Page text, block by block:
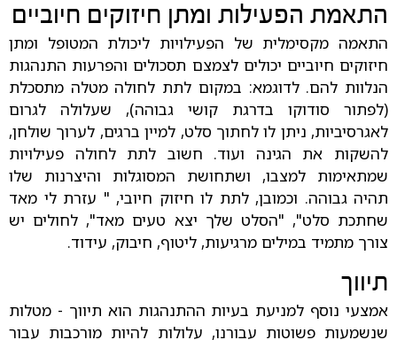
התאמת הפעילות ומתן חיזוקים חיוביים
התאמה מקסימלית של הפעילויות ליכולת המטופל ומתן
חיזוקים חיוביים יכולים לצמצם תסכולים והפרעות התנהגות
הנלוות להם. לדוגמא: במקום לתת לחולה מטלה מתסכלת
(לפתור סודוקו בדרגת קושי גבוהה), שעלולה לגרום
לאגרסיביות, ניתן לו לחתוך סלט, למיין ברגים, לערוך שולחן,
להשקות את הגינה ועוד. חשוב לתת לחולה פעילויות
שמתאימות למצבו, ושתחושת המסוגלות והיצרנות שלו
תהיה גבוהה. וכמובן, לתת לו חיזוק חיובי, " עזרת לי מאד
שחתכת סלט", "הסלט שלך יצא טעים מאד", לחולים יש
צורך מתמיד במילים מרגיעות, ליטוף, חיבוק, עידוד.
תיווך
אמצעי נוסף למניעת בעיות ההתנהגות הוא תיווך - מטלות
שנשמעות פשוטות עבורנו, עלולות להיות מורכבות עבור